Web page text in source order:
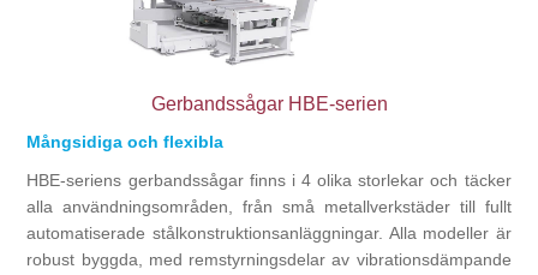
Målnings- och ytbehandlingssystem
Gerbandssågar HBE-serien
Mångsidiga och flexibla
HBE-seriens gerbandssågar finns i 4 olika storlekar och täcker
alla användningsområden, från små metallverkstäder till fullt
automatiserade stålkonstruktionsanläggningar. Alla modeller är
robust byggda, med remstyrningsdelar av vibrationsdämpande